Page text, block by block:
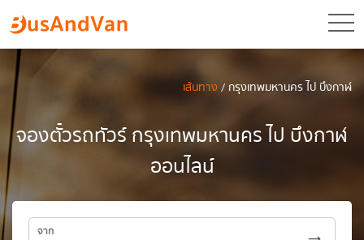
เส้นทาง/ กรุงเทพมหานคร ไป บึงกาฬ
จองตั๋วรถทัวร์ กรุงเทพมหานคร ไป บึงกาฬ
ออนไลน์
จาก